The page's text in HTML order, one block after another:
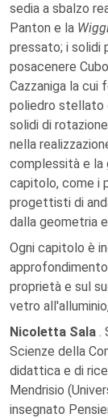
sedia a sbalzo
Panton e la
pressato; i solidi
posacenere
Cazzaniga la cui
poliedro stellato
solidi di
nella
complessità e
capitolo, come i
progettisti di
dalla geometria
Ogni capitolo è
proprietà e sul
vetro
Nicoletta Sala .
Scienze della
didattica e di
Mendrisio
insegnato